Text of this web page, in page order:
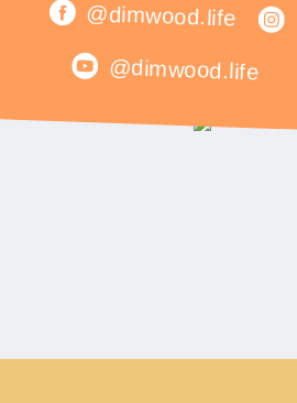
@dimwood.life
@dimwood.life